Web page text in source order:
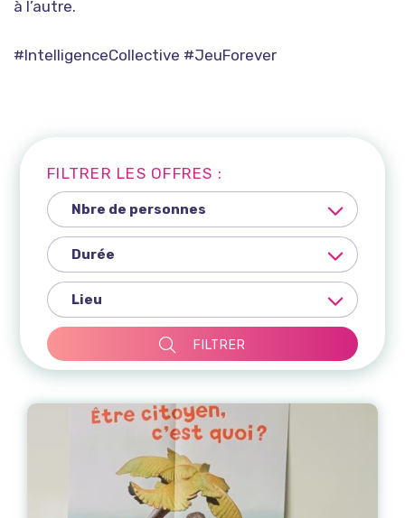
à l’autre.
#IntelligenceCollective #JeuForever
FILTRER LES OFFRES :
FILTRER